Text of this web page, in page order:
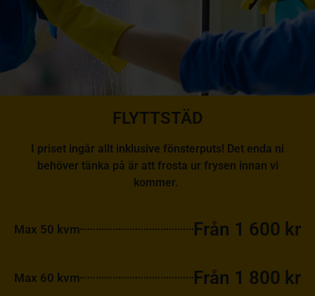
FLYTTSTÄD
I priset ingår allt inklusive fönsterputs! Det enda ni
behöver tänka på är att frosta ur frysen innan vi
kommer.
Max 50 kvm Från 1 600 kr
Max 60 kvm Från 1 800 kr